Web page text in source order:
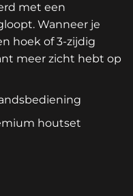
met een
Wanneer je
hoek of 3-zijdig
meer zicht hebt op
houtset